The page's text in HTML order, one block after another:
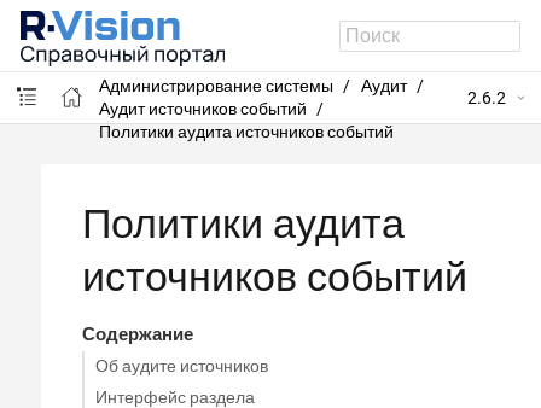
R-Vision SIEM
Администрирование системы
Аудит
Аудит источников событий
Политики аудита источников событий
2.6.2
Политики аудита
источников событий
Содержание
Об аудите источников
Интерфейс раздела